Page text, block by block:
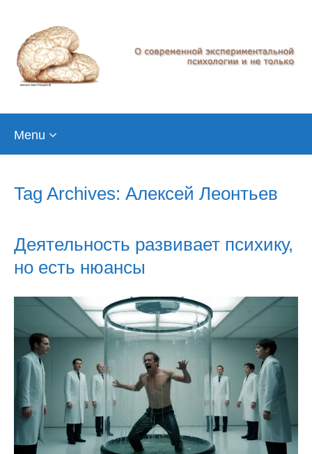
Menu
Tag Archives: Алексей Леонтьев
Деятельность развивает психику,
но есть нюансы